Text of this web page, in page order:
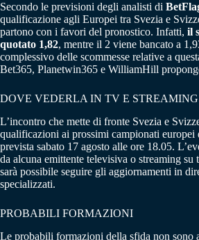
Secondo le previsioni degli analisti di
qualificazione agli Europei tra Svezia e
partono con i favori del pronostico. Infatti, il
quotato 1,82, mentre il 2 viene bancato a
complessivo delle scommesse relative a
Bet365, Planetwin365 e WilliamHill
DOVE VEDERLA IN TV E STREAMING
L’incontro che mette di fronte Svezia e
qualificazioni ai prossimi campionati europei
prevista sabato 17 agosto alle ore 18.05.
da alcuna emittente televisiva o streaming su
sarà possibile seguire gli aggiornamenti in
specializzati.
PROBABILI FORMAZIONI
Le probabili formazioni della sfida non sono